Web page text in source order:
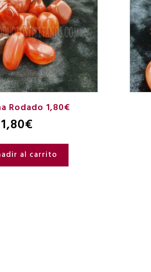
Rodado 1,80€
1,80€
al carrito